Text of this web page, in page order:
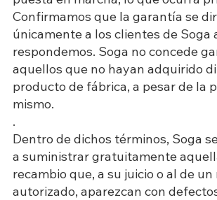
Confirmamos que la garantía se
únicamente a los clientes de Soga
respondemos. Soga no concede
aquellos que no hayan adquirido
producto de fábrica, a pesar de la
mismo.
.
Dentro de dichos términos, Soga
a suministrar gratuitamente
recambio que, a su juicio o al de
autorizado, aparezcan con